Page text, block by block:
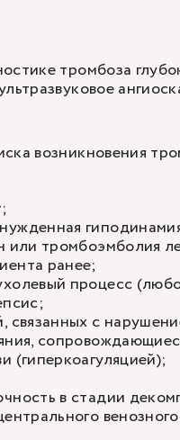
тромбоза
возникновения
или тромбоэмболия
ранее;
процесс
связанных с
(гиперкоагуляцией);
в стадии